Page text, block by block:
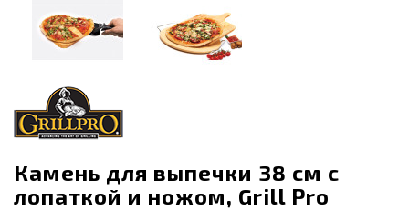
Камень для выпечки 38 см с
лопаткой и ножом, Grill Pro